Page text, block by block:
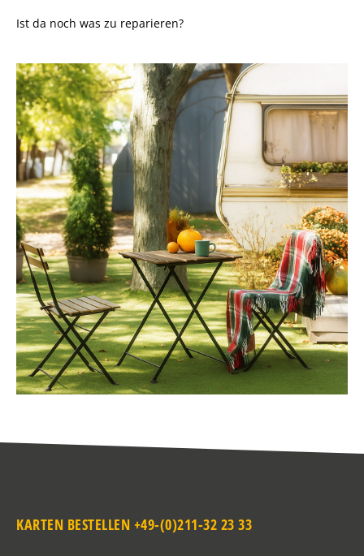
Ist da noch was zu reparieren?
KARTEN BESTELLEN +49-(0)211-32 23 33